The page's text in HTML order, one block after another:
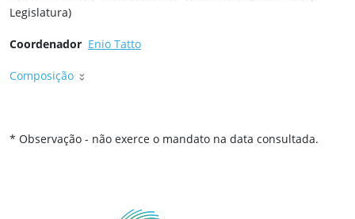
Legislatura)
Coordenador Enio Tatto
Composição
* Observação - não exerce o mandato na data consultada.